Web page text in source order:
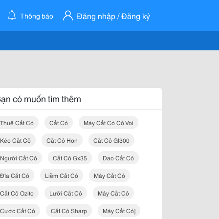
Thông báo Đăng nhập / Đăng ký
có muốn tìm thêm
Thuê Cắt Cỏ Cắt Cỏ Máy Cắt Cỏ Cỏ Voi
Kéo Cắt Cỏ Cắt Cỏ Hon Cắt Cỏ Gl300
Người Cắt Cỏ Cắt Cỏ Gx35 Dao Cắt Cỏ
Đĩa Cắt Cỏ Liềm Cắt Cỏ Máy Cắt Cỏ
Cắt Cỏ Ozito Lưỡi Cắt Cỏ Máy Cắt Cỏ
Cước Cắt Cỏ Cắt Cỏ Sharp Máy Cắt Cỏ]